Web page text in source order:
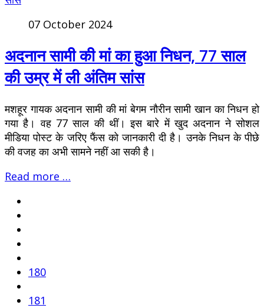
07 October 2024
अदनान सामी की मां का हुआ निधन, 77 साल
की उम्र में ली अंतिम सांस
मशहूर गायक अदनान सामी की मां बेगम नौरीन सामी खान का निधन हो
गया है। वह 77 साल की थीं। इस बारे में खुद अदनान ने सोशल
मीडिया पोस्ट के जरिए फैंस को जानकारी दी है। उनके निधन के पीछे
की वजह का अभी सामने नहीं आ सकी है।
Read more …
180
181